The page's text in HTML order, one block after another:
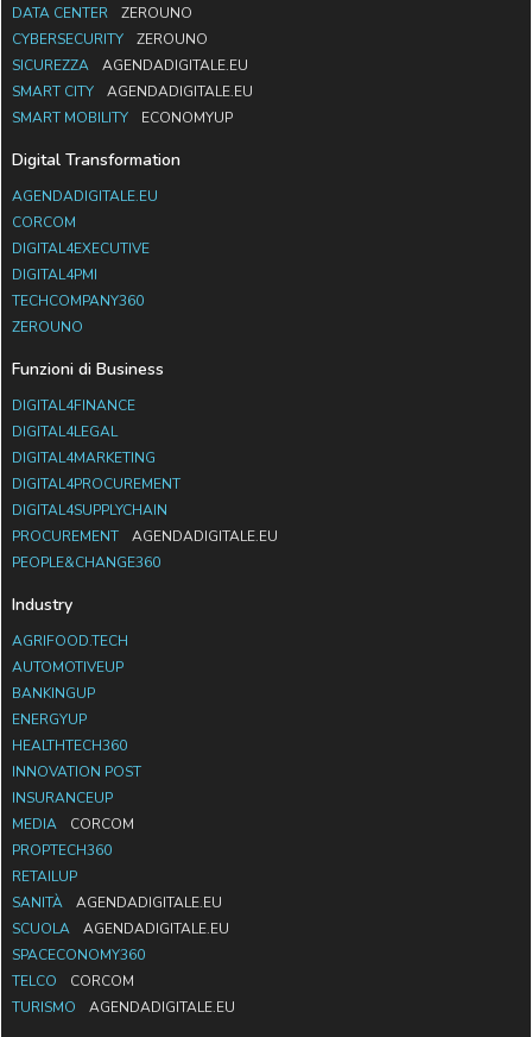
DATA CENTER
ZEROUNO
CYBERSECURITY
ZEROUNO
SICUREZZA
AGENDADIGITALE.EU
SMART CITY
AGENDADIGITALE.EU
SMART MOBILITY
ECONOMYUP
Digital Transformation
AGENDADIGITALE.EU
CORCOM
DIGITAL4EXECUTIVE
DIGITAL4PMI
TECHCOMPANY360
ZEROUNO
Funzioni di Business
DIGITAL4FINANCE
DIGITAL4LEGAL
DIGITAL4MARKETING
DIGITAL4PROCUREMENT
DIGITAL4SUPPLYCHAIN
PROCUREMENT
AGENDADIGITALE.EU
PEOPLE&CHANGE360
Industry
AGRIFOOD.TECH
AUTOMOTIVEUP
BANKINGUP
ENERGYUP
HEALTHTECH360
INNOVATION POST
INSURANCEUP
MEDIA
CORCOM
PROPTECH360
RETAILUP
SANITÀ
AGENDADIGITALE.EU
SCUOLA
AGENDADIGITALE.EU
SPACECONOMY360
TELCO
CORCOM
TURISMO
AGENDADIGITALE.EU